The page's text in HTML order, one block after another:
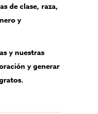
de clase, raza,
y
y nuestras
y generar